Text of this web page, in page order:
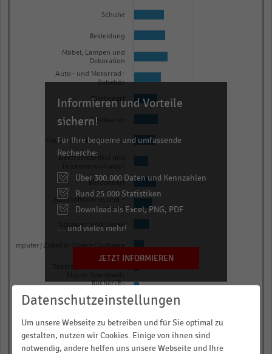
categories.
categories.
Prozentuale
Umsatzentwicklung
Vergleich
zum
Vorjahresquartal.
Range:
Prozentuale Umsatzentwicklung im
Schuhe
Bekleidung
Möbel, Lampen und
Dekoration
Auto- und Motorrad-
Zubehör
Tierbedarf
Spielwaren
Haus- und Heimtextilien
Haushaltswaren und -
geräte
Schmuck und Uhren
Computer/Zubehör/Spiele/Software
Bild- und
Bücher/E-
0,5
Informieren und Vorteile
sichern!
Für Ihre bequeme und umfassende
Recherche:
Über 300.000 Daten und Kennzahlen
Rund 25.000 Statistiken
Download als Excel, PNG, PDF
… und vieles mehr!
JETZT INFORMIEREN
Datenschutzeinstellungen
Um unsere Webseite zu betreiben und für Sie optimal zu
gestalten, nutzen wir Cookies. Einige von ihnen sind
notwendig, andere helfen uns unsere Webseite und Ihre